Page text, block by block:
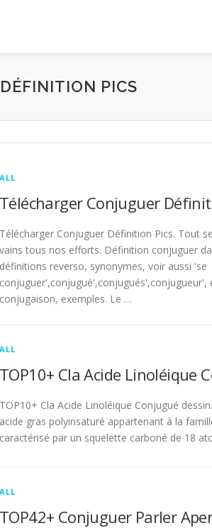
PICS
ALL
Télécharger Conjuguer
Télécharger Conjuguer Définition Pics. Tout
vains tous nos efforts. Définition conjuguer
définitions reverso, synonymes, voir aussi 'se
conjuguer',conjugué',conjugués',conjugueur',
conjugaison, exemples. Le …
ALL
TOP10+ Cla Acide Linoléique
TOP10+ Cla Acide Linoléique Conjugué
acide gras polyinsaturé appartenant à la
caractérisé par un squelette carboné de 18
ALL
TOP42+ Conjuguer Parler